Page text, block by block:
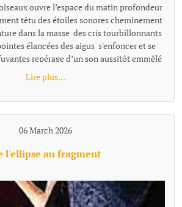
ouvre l’espace du matin profondeur
têtu des étoiles sonores cheminement
dans la masse des cris tourbillonnants
élancées des aigus s'enfoncer et se
repérage d’un son aussitôt emmêlé
énergie joyeuse s’enfoncer jusqu'au cou
bouche bée, souriante se noyer, emporté
Lire plus...
06 March 2026
l'ellipse au fragment